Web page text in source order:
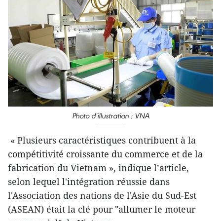
Photo d'illustration : VNA
« Plusieurs caractéristiques contribuent à la
compétitivité croissante du commerce et de la
fabrication du Vietnam », indique l’article,
selon lequel l'intégration réussie dans
l'Association des nations de l'Asie du Sud-Est
(ASEAN) était la clé pour "allumer le moteur